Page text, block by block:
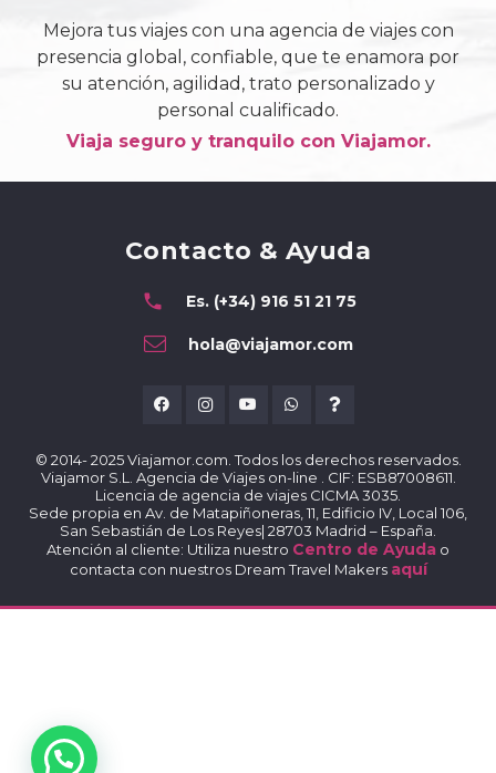
¿Quieres viajar mejor?
Mejora tus viajes con una agencia de viajes con
presencia global, confiable, que te enamora por
su atención, agilidad, trato personalizado y
personal cualificado.
Viaja seguro y tranquilo con Viajamor.
Contacto & Ayuda
phone Es. (+34) 916 51 21 75
© 2014- 2025 Viajamor.com. Todos los derechos reservados.
Viajamor S.L. Agencia de Viajes on-line . CIF: ESB87008611.
Licencia de agencia de viajes CICMA 3035.
Sede propia en Av. de Matapiñoneras, 11, Edificio IV, Local 106,
San Sebastián de Los Reyes| 28703 Madrid – España.
contacta con nuestros Dream Travel Makersaquí